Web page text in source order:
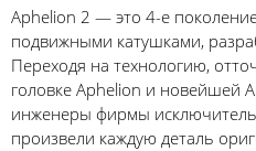
Aphelion 2 — это 4-е
подвижными катушками,
Переходя на технологию,
головке Aphelion и новейшей
инженеры фирмы
произвели каждую деталь